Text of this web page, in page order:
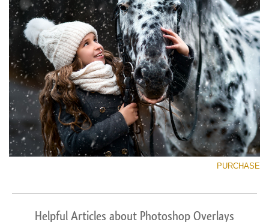
PURCHASE
Helpful Articles about Photoshop Overlays